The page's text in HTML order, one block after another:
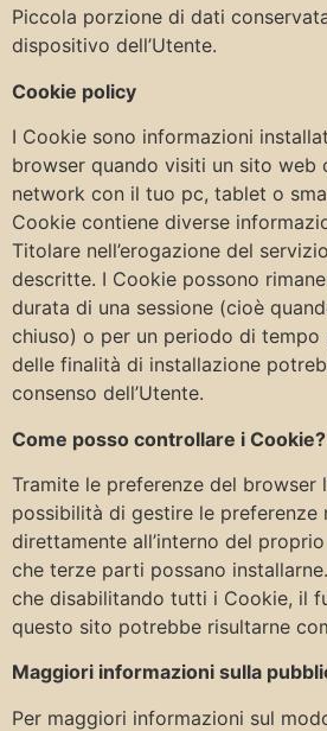
Piccola porzione di dati
dispositivo dell’Utente.
Cookie policy
I Cookie sono informazioni
browser quando visiti un sito web
network con il tuo pc, tablet o
Cookie contiene diverse
Titolare nell’erogazione del
descritte. I Cookie possono
durata di una sessione (cioè
chiuso) o per un periodo di tempo
delle finalità di installazione
consenso dell’Utente.
Come posso controllare i Cookie?
Tramite le preferenze del browser
possibilità di gestire le preferenze
direttamente all’interno del
che terze parti possano
che disabilitando tutti i Cookie, il
questo sito potrebbe risultarne
Maggiori informazioni sulla
Per maggiori informazioni sul